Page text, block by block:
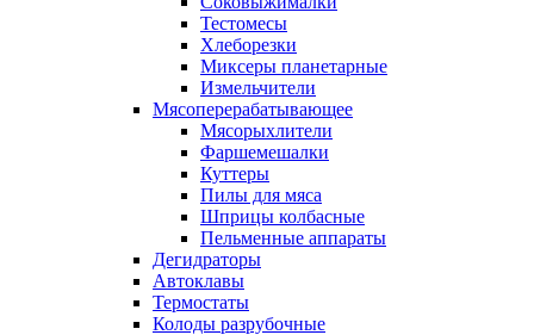
Тестомесы
Хлеборезки
Миксеры планетарные
Измельчители
Мясоперерабатывающее
Мясорыхлители
Фаршемешалки
Куттеры
Пилы для мяса
Шприцы колбасные
Пельменные аппараты
Дегидраторы
Автоклавы
Термостаты
Колоды разрубочные